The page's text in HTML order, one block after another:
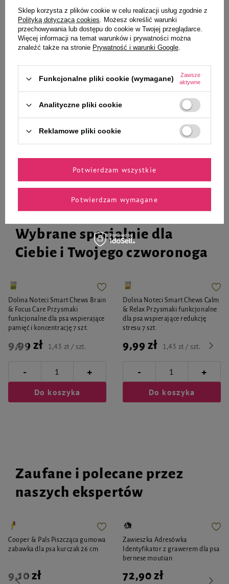
Dolina Noteci Smart Chews
Digestive Harmony Przysmaki
funkcjonalne dla psa wspierające
trawienie 7 szt.
9,99 zł 1,43 zł / szt.
- +
Dolina Noteci Smart Chews Joint
Care Przysmaki funkcjonalne dla
psa wspomagające stawy 7 szt.
1,43 zł / szt.
Wybrane specjalnie dla
Ciebie i Twojego czworonoga
Dolina Noteci Smart Chews Brain
& Focus Care Przysmaki
funkcjonalne dla psa wspierające
pamięć i koncentrację 7 szt.
9,99 zł 1,43 zł / szt.
- +
Do koszyka
Dolina Noteci Smart Chews Calm
& Relax Przysmaki funkcjonalne
dla psa wspierające redukcję
stresu 7 szt.
9,99 zł 1,43 zł / szt.
- +
Do koszyka
Zaufane i polecane przez
naszych ekspertów
Cooper & Pals Piszcząca gumowa
zabawka dla psa kurczak 26 cm
9,10 zł
Zawieszka Adresówka
Identyfikator z grawerem dla psa
bernese moutian
72,90 zł
Sklep korzysta z plików cookie w celu realizacji usług zgodnie z
Polityką dotyczącą cookies. Możesz określić warunki
przechowywania lub dostępu do cookie w Twojej przeglądarce.
Więcej informacji na temat warunków i prywatności można
znaleźć także na stronie Prywatność i warunki Google.
Funkcjonalne pliki cookie (wymagane)
Zawsze
aktywne
Analityczne pliki cookie
Reklamowe pliki cookie
Potwierdzam wymagane
Potwierdzam wszystkie